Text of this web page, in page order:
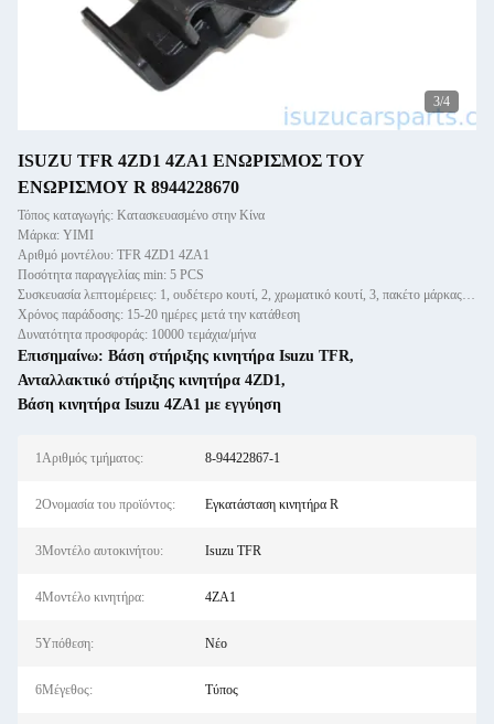
3/4
ISUZU TFR 4ZD1 4ZA1 ΕΝΩΡΙΣΜΟΣ ΤΟΥ
ΕΝΩΡΙΣΜΟΥ R 8944228670
Τόπος καταγωγής: Κατασκευασμένο στην Κίνα
Μάρκα: YIMI
Αριθμό μοντέλου: TFR 4ZD1 4ZA1
Ποσότητα παραγγελίας min: 5 PCS
Συσκευασία λεπτομέρειες: 1, ουδέτερο κουτί, 2, χρωματικό κουτί, 3, πακέτο μάρκας πελάτη
Χρόνος παράδοσης: 15-20 ημέρες μετά την κατάθεση
Δυνατότητα προσφοράς: 10000 τεμάχια/μήνα
Επισημαίνω: Βάση στήριξης κινητήρα Isuzu TFR,
Ανταλλακτικό στήριξης κινητήρα 4ZD1,
Βάση κινητήρα Isuzu 4ZA1 με εγγύηση
1Αριθμός τμήματος: 8-94422867-1
2Ονομασία του προϊόντος: Εγκατάσταση κινητήρα R
3Μοντέλο αυτοκινήτου: Isuzu TFR
4Μοντέλο κινητήρα: 4ZA1
5Υπόθεση: Νέο
6Μέγεθος: Τύπος